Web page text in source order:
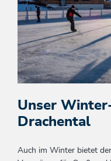
Unser
Drachental
Auch im Winter bietet